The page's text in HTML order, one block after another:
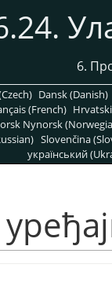
6.
Dansk (Danish)
(French)
Nynorsk
Slovenčina
український